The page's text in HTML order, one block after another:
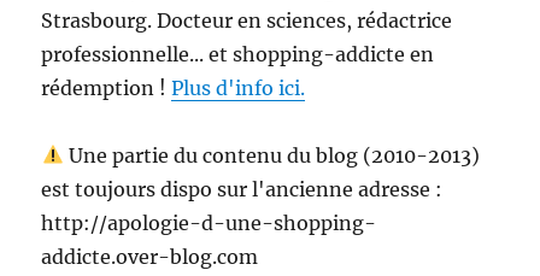
Strasbourg. Docteur en sciences, rédactrice
professionnelle... et shopping-addicte en
rédemption !Plus d'info ici.
Une partie du contenu du blog (2010-2013)
est toujours dispo sur l'ancienne adresse :
http://apologie-d-une-shopping-
addicte.over-blog.com